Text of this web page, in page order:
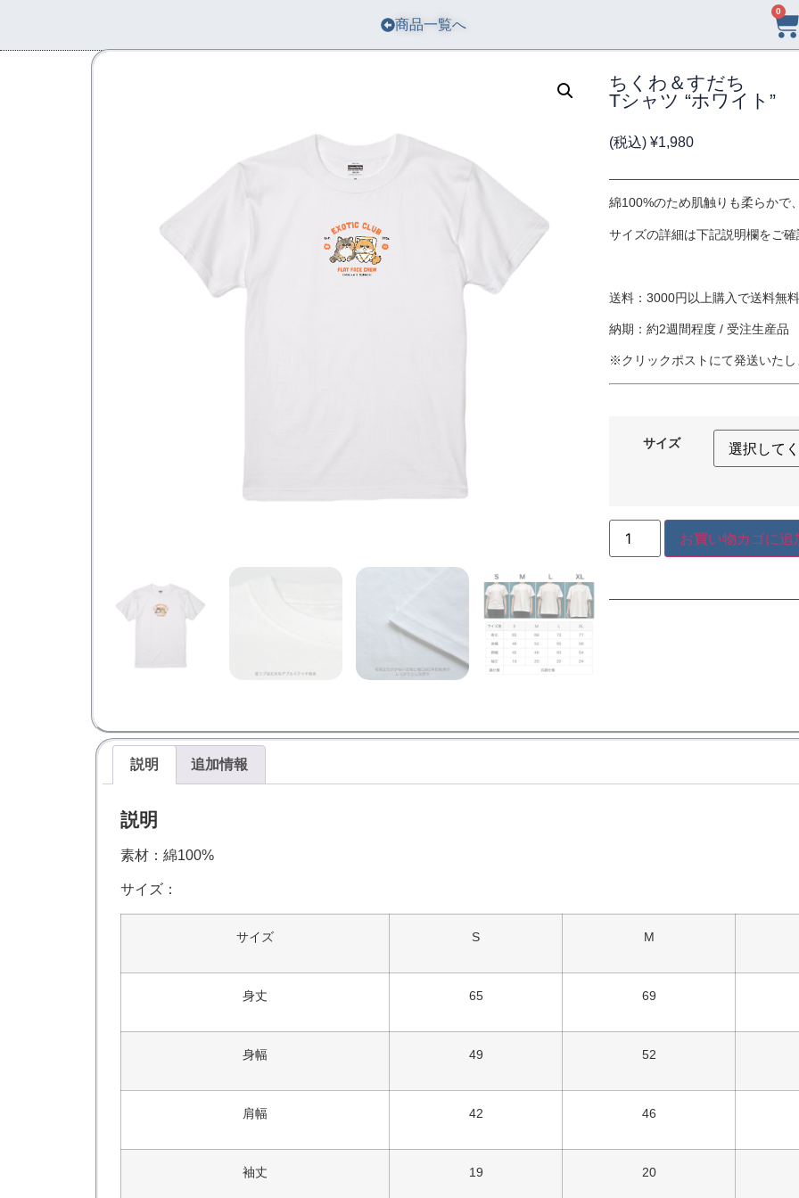
商品一覧へ
0
ちくわ＆すだち
Tシャツ “ホワイト”
(税込)¥1,980
綿100%のため肌触りも柔らかで
サイズの詳細は下記説明欄をご
送料：3000円以上購入で送料無
納期：約2週間程度 / 受注生産品
※クリックポストにて発送いたし
サイズ
お買い物カゴに追
説明 追加情報
説明
素材：綿100%
サイズ：
サイズ S M
身丈 65 69
身幅 49 52
肩幅 42 46
袖丈 19 20